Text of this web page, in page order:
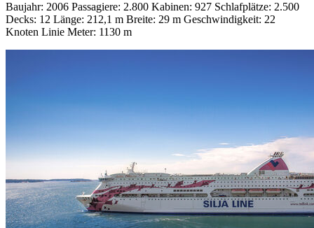
Baujahr: 2006 Passagiere: 2.800 Kabinen: 927 Schlafplätze: 2.500
Decks: 12 Länge: 212,1 m Breite: 29 m Geschwindigkeit: 22
Knoten Linie Meter: 1130 m